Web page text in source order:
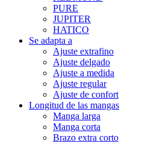
PURE
JUPITER
HATICO
Se adapta a
Ajuste extrafino
Ajuste delgado
Ajuste a medida
Ajuste regular
Ajuste de confort
Longitud de las mangas
Manga larga
Manga corta
Brazo extra corto